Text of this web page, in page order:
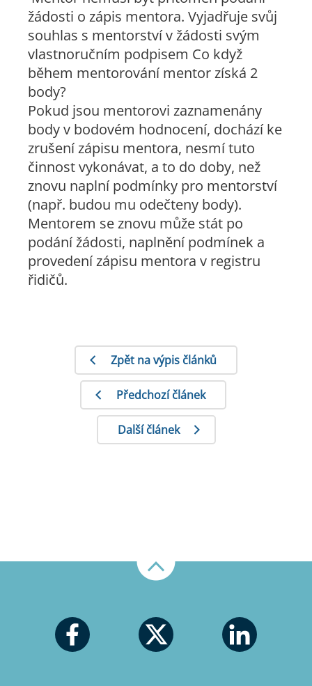
žádosti o zápis mentora. Vyjadřuje svůj
souhlas s mentorství v žádosti svým
vlastnoručním podpisem Co když
během mentorování mentor získá 2
body?
Pokud jsou mentorovi zaznamenány
body v bodovém hodnocení, dochází ke
zrušení zápisu mentora, nesmí tuto
činnost vykonávat, a to do doby, než
znovu naplní podmínky pro mentorství
(např. budou mu odečteny body).
Mentorem se znovu může stát po
podání žádosti, naplnění podmínek a
provedení zápisu mentora v registru
řidičů.
Zpět na výpis článků
Předchozí článek
Další článek